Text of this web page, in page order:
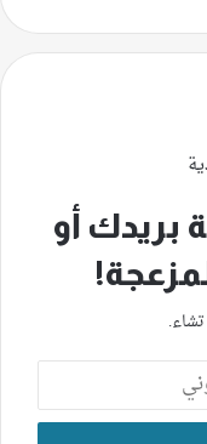
بريدك أو